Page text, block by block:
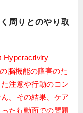
周りとのやり取
Hyperactivity
脳機能の障害のた
注意や行動のコン
。その結果、ケア
た行動面での問題